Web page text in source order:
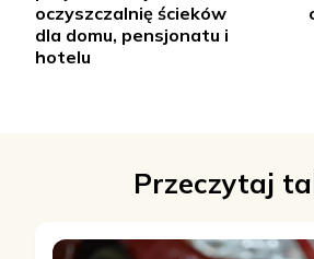
oczyszczalnię ścieków
dla domu, pensjonatu i
hotelu
Przeczytaj